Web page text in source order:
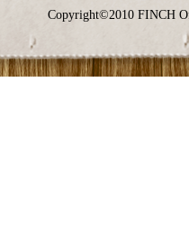
Copyright©2010 FINCH